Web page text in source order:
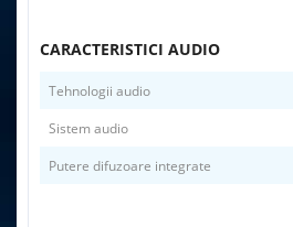
CARACTERISTICI AUDIO
Tehnologii audio
Sistem audio
Putere difuzoare integrate